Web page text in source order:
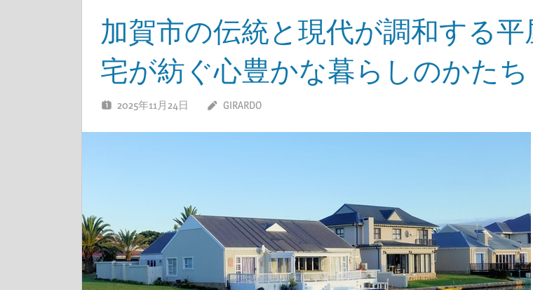
加賀市の伝統と現代が調和する平
宅が紡ぐ心豊かな暮らしのかたち
2025年11月24日 GIRARDO